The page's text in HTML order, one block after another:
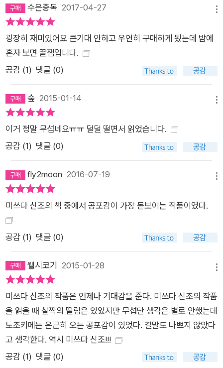
수은중독 2017-04-27
굉장히 재미있어요 큰기대 안하고 우연히 구매하게 됬는데 밤에
혼자 보면 꿀잼입니다.
공감 (1) 댓글 (0)
숲 2015-01-14
이거 정말 무섭네요ㅠㅠ 덜덜 떨면서 읽었습니다.
공감 (1) 댓글 (0)
fly2moon 2016-07-19
미쓰다 신조의 책 중에서 공포감이 가장 돋보이는 작품이였다.
공감 (1) 댓글 (0)
웰시코기 2015-01-28
미쓰다 신조의 작품은 언제나 기대감을 준다. 미쓰다 신조의 작품
을 읽을 때 살짝의 떨림은 있었지만 무섭단 생각은 별로 안했는데
노조키메는 은근히 오는 공포감이 있었다. 결말도 나쁘지 않았다
고 생각한다. 역시 미쓰다 신조!!!
공감 (1) 댓글 (0)